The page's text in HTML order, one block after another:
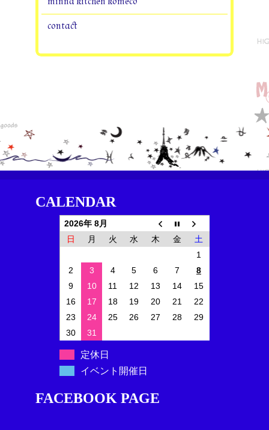
contact
CALENDAR
2026年 8月
日
月 火 水 木 金
土
1
2
3 4 5 6 7
8
9
10 11 12 13 14
15
16
17 18 19 20 21
22
23
24 25 26 27 28
29
30
31
定休日
イベント開催日
FACEBOOK PAGE